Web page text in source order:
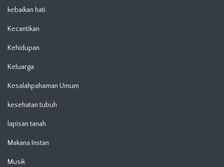
kebaikan hati
Kecantikan
Kehidupan
Keluarga
Kesalahpahaman Umum
kesehatan tubuh
lapisan tanah
Makana Instan
Musik